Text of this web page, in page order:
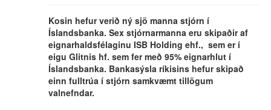
Kosin hefur verið ný sjö manna stjórn í
Íslandsbanka. Sex stjórnarmanna eru skipaðir af
eignarhaldsfélaginu ISB Holding ehf., sem er í
eigu Glitnis hf. sem fer með 95% eignarhlut í
Íslandsbanka. Bankasýsla ríkisins hefur skipað
einn fulltrúa í stjórn samkvæmt tillögum
valnefndar.